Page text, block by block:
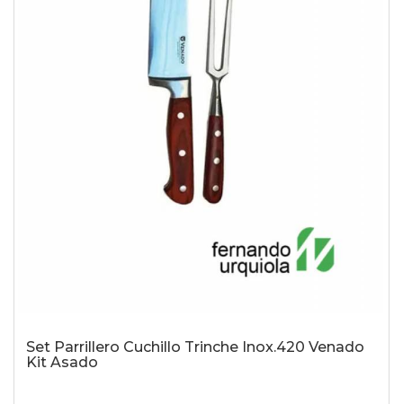
Set Parrillero Cuchillo Trinche Inox.420 Venado
Kit Asado